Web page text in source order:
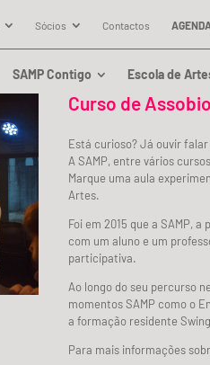
Sócios Contactos
SAMP Contigo Escola de
Curso de
Está curioso? Já ouvir falar
A SAMP, entre vários
Marque uma aula
Artes.
Foi em 2015 que a SAMP,
com um aluno e um
participativa.
Ao longo do seu percurso
momentos SAMP como o
a formação residente
Para mais informações